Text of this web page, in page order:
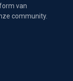
van
community.